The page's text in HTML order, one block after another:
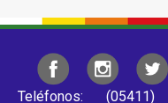
Teléfonos: